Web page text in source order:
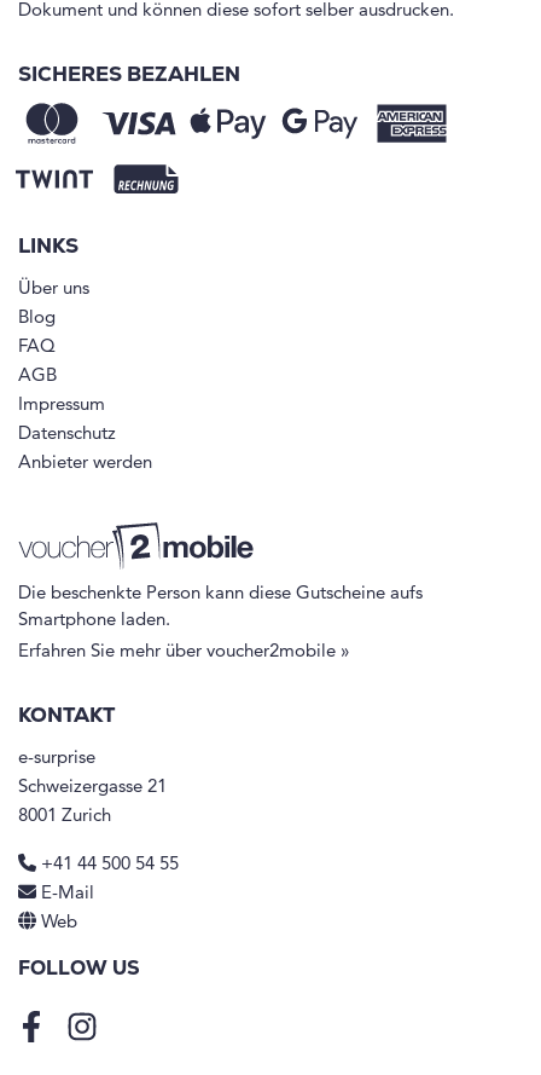
Dokument und können diese sofort selber ausdrucken.
SICHERES BEZAHLEN
LINKS
Über uns
Blog
FAQ
AGB
Impressum
Datenschutz
Anbieter werden
Die beschenkte Person kann diese Gutscheine aufs
Smartphone laden.
Erfahren Sie mehr über voucher2mobile »
KONTAKT
e-surprise
Schweizergasse 21
8001 Zurich
+41 44 500 54 55
E-Mail
Web
FOLLOW US
FacebookInstagram